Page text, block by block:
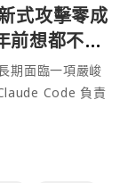
式攻擊零成
想都不敢
期面臨一項嚴峻
Code 負責